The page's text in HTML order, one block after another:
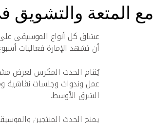
المتعة والتشويق
عشاق كل أنواع الموسيقى
أن تشهد الإمارة فعاليات أسبوع
يُقام الحدث المكرس لعرض
عمل وندوات وجلسات نقاشية
الشرق الأوسط.
يمنح الحدث المنتجين